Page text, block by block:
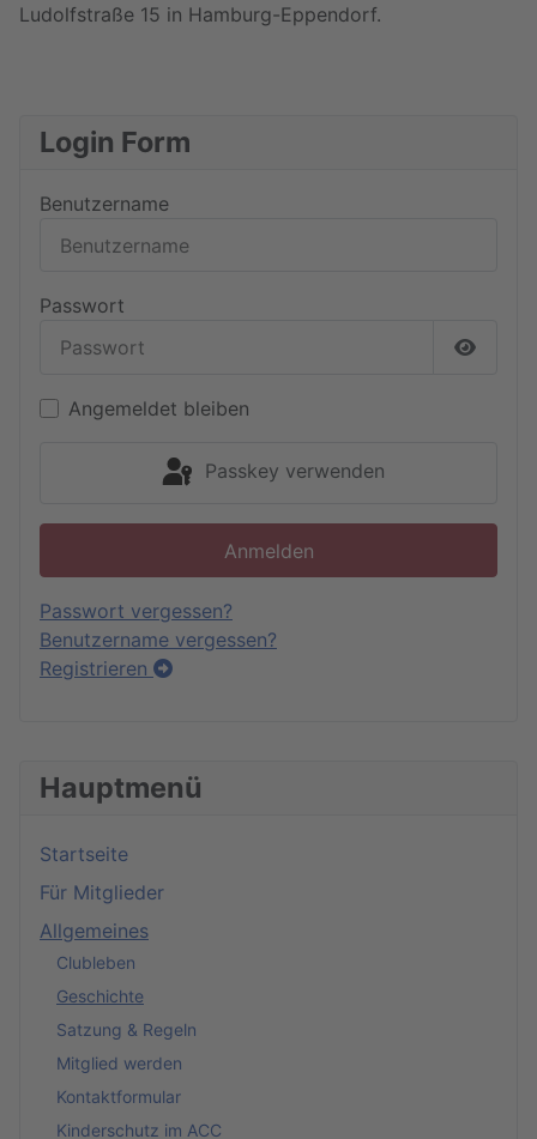
Hauptmenü
Startseite
Für Mitglieder
Allgemeines
Clubleben
Geschichte
Satzung & Regeln
Mitglied werden
Kontaktformular
Kinderschutz im ACC
Ludolfstraße 15 in Hamburg-Eppendorf.
Login Form
Benutzername
Passwort
Angemeldet bleiben
Passkey verwenden
Anmelden
Passwort vergessen?
Benutzername vergessen?
Registrieren